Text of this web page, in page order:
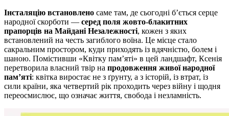
Інсталяцію встановлено саме там, де сьогодні б’ється серце
народної скорботи — серед поля жовто-блакитних
прапорців на Майдані Незалежності, кожен з яких
встановлений на честь загиблого воїна. Це місце стало
сакральним простором, куди приходять із вдячністю, болем і
шаною. Помістивши «Квітку пам’яті» в цей ландшафт, Ксенія
перетворила власний твір на продовження живої народної
пам’яті: квітка виростає не з ґрунту, а з історій, із втрат, із
сили країни, яка четвертий рік проходить через війну і щодня
переосмислює, що означає життя, свобода і незламність.